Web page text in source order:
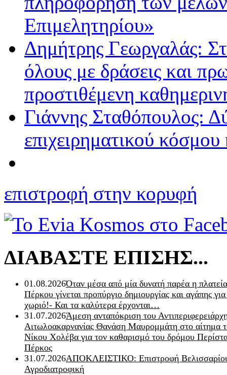
Επιμελητηρίου»
Δημήτρης Γεωργαλάς:
όλους με δράσεις και
προστιθέμενη
Γιάννης Σταθόπουλος:
επιχειρηματικού
επιστροφή στην κορυφή
ΔΙΑΒΑΣΤΕ ΕΠΙΣΗΣ...
01.08.2026Όταν μέσα από μία δυνατή παρέα η
Πέρκου γίνεται προπύργιο δημιουργίας και αγάπης
χωριό!- Και τα καλύτερα έρχονται…
31.07.2026Άμεση ανταπόκριση του
Αιτωλοακαρνανίας Θανάση Μαυρομμάτη στο αίτημα
Νίκου Χολέβα για τον καθαρισμό του δρόμου
Πέρκος
31.07.2026ΑΠΟΚΛΕΙΣΤΙΚΟ: Επιστροφή
Αγροδιατροφική